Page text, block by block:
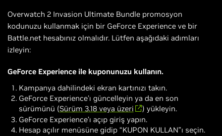
Overwatch 2 Invasion Ultimate Bundle promosyon
kodunuzu kullanmak için bir GeForce Experience ve bir
Battle.net hesabınız olmalıdır. Lütfen aşağıdaki adımları
izleyin:
GeForce Experience ile kuponunuzu kullanın.
Kampanya dahilindeki ekran kartınızı takın.
GeForce Experience'ı güncelleyin ya da en son
sürümünü (Sürüm 3.18 veya üzeri
) yükleyin.
GeForce Experience’ı açıp giriş yapın.
Hesap açılır menüsüne gidip “KUPON KULLAN”ı seçin.